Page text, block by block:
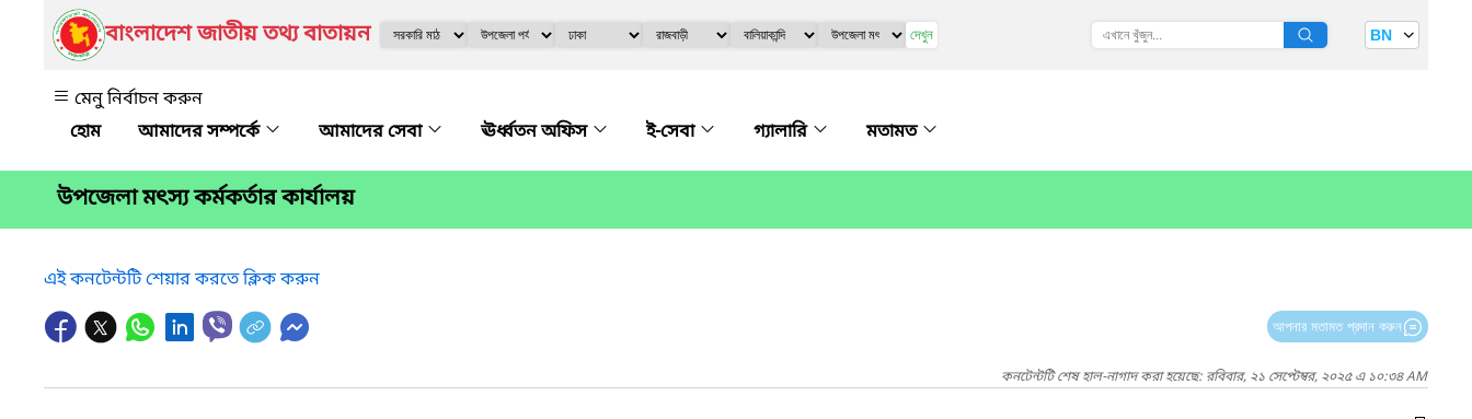
বাংলাদেশ জাতীয় তথ্য বাতায়ন দেখুন BN
মেনু নির্বাচন করুন
আমাদের সম্পর্কে
আমাদের সেবা ঊর্ধ্বতন অফিস ই-সেবা গ্যালারি মতামত
উপজেলা মৎস্য কর্মকর্তার কার্যালয়
এই কনটেন্টটি শেয়ার করতে ক্লিক করুন
আপনার মতামত প্রদান করুন
কনটেন্টটি শেষ হাল-নাগাদ করা হয়েছে: রবিবার, ২১ সেপ্টেম্বর, ২০২৫ এ ১০:৩৪ AM